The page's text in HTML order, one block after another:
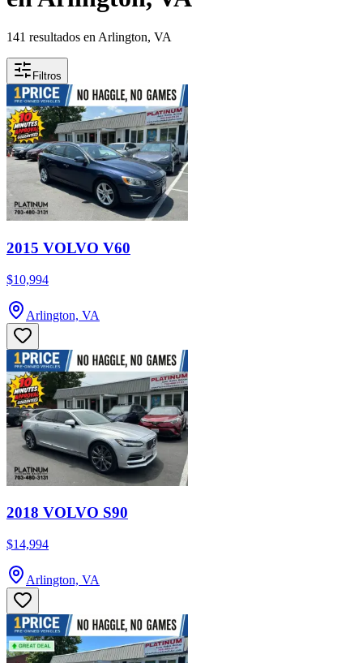
141 resultados en Arlington, VA
Filtros
2015 VOLVO V60
$10,994
Arlington, VA
2018 VOLVO S90
$14,994
Arlington, VA